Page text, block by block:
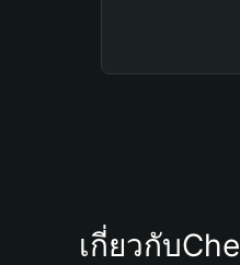
เกี่ยวกับ